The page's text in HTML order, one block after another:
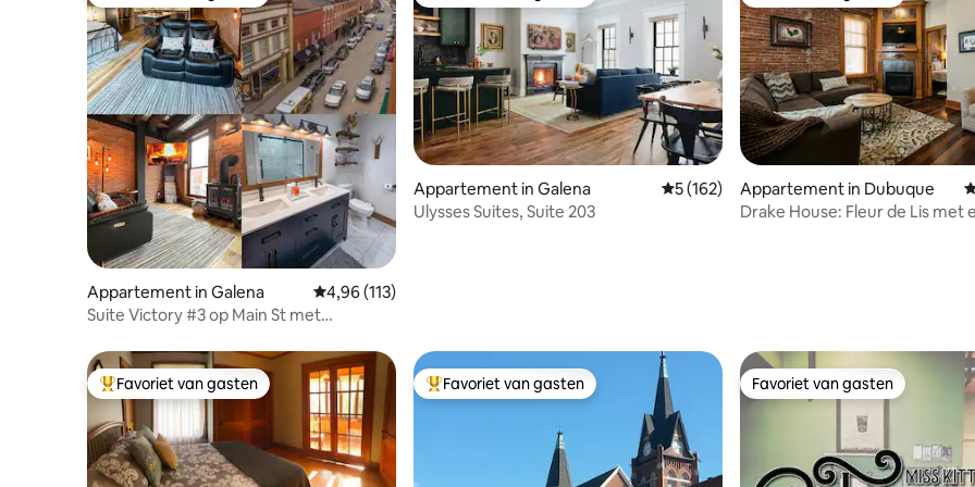
Appartement in Galena Gemiddelde beoordeling van 4,96 op 5, 113 recensies
4,96 (113)
Suite Victory #3 op Main St met
Appartement in Galena Gemiddelde beoordeling van 5 op 5, 162
5 (162)
Ulysses Suites, Suite 203
Appartement in Dubuque
Drake House: Fleur de Lis met
Topfavoriet van gasten
Favoriet van gasten Topfavoriet van gasten
Favoriet van gasten Favoriet van gasten
Favoriet van gasten